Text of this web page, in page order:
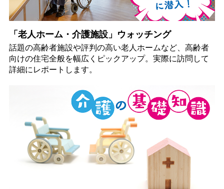
「老人ホーム・介護施設」ウォッチング
話題の高齢者施設や評判の高い老人ホームなど、高齢者
向けの住宅全般を幅広くピックアップ。実際に訪問して
詳細にレポートします。